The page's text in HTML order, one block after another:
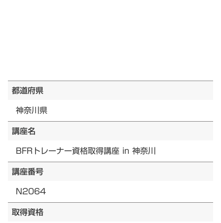
都道府県
神奈川県
講座名
BFRトレーナー資格取得講座 in 神奈川
講座番号
N2064
取得資格